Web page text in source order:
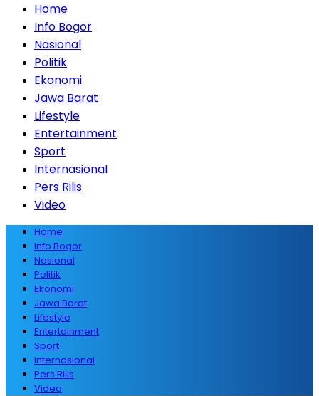
Home
Info Bogor
Nasional
Politik
Ekonomi
Jawa Barat
Lifestyle
Entertainment
Sport
Internasional
Pers Rilis
Video
Home
Info Bogor
Nasional
Politik
Ekonomi
Jawa Barat
Lifestyle
Entertainment
Sport
Internasional
Pers Rilis
Video